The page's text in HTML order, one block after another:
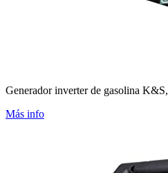
Generador inverter de gasolina
Más info